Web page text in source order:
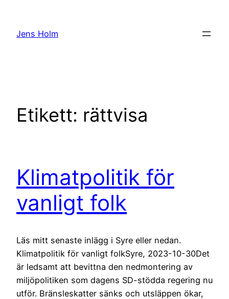
innehåll
Jens Holm
Etikett: rättvisa
Klimatpolitik för
vanligt folk
Läs mitt senaste inlägg i Syre eller nedan.
Klimatpolitik för vanligt folkSyre, 2023-10-30Det
är ledsamt att bevittna den nedmontering av
miljöpolitiken som dagens SD-stödda regering nu
utför. Bränsleskatter sänks och utsläppen ökar,